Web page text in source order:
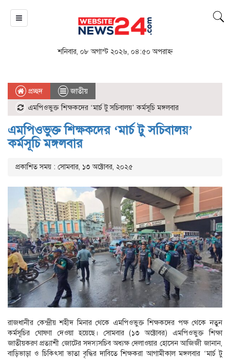
শনিবার, ০৮ অগাস্ট ২০২৬, ০৪:৫০ অপরাহ্ন
প্রচ্ছদ
জাতীয়
এমপিওভুক্ত শিক্ষকদের ‘মার্চ টু সচিবালয়’ কর্মসূচি মঙ্গলবার
এমপিওভুক্ত শিক্ষকদের ‘মার্চ টু সচিবালয়’
কর্মসূচি মঙ্গলবার
প্রকাশিত সময় : সোমবার, ১৩ অক্টোবর, ২০২৫
রাজধানীর কেন্দ্রীয় শহীদ মিনার থেকে এমপিওভুক্ত শিক্ষকদের পক্ষ থেকে নতুন
কর্মসূচির ঘোষণা দেওয়া হয়েছে। সোমবার (১৩ অক্টোবর) এমপিওভুক্ত শিক্ষা
জাতীয়করণ প্রত্যাশী জোটের সদস্যসচিব অধ্যক্ষ দেলাওয়ার হোসেন আজিজী জানান,
বাড়িভাড়া ও চিকিৎসা ভাতা বৃদ্ধির দাবিতে শিক্ষকরা আগামীকাল মঙ্গলবার ‘মার্চ টু